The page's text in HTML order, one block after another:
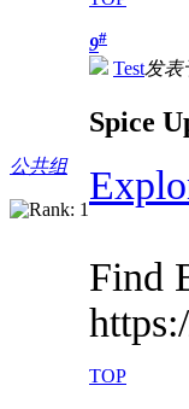
公共组
9#
Test发表
Spice
Find
TOP